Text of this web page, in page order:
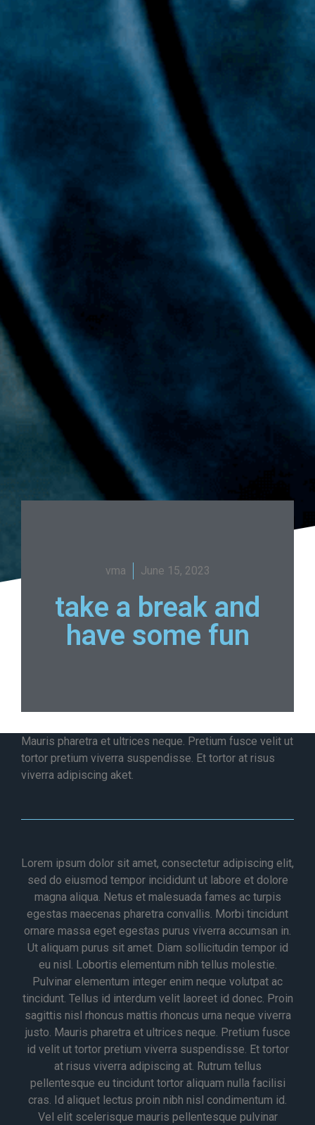
vma June 15, 2023
take a break and
have some fun
Mauris pharetra et ultrices neque. Pretium fusce velit ut
tortor pretium viverra suspendisse. Et tortor at risus
viverra adipiscing aket.
Lorem ipsum dolor sit amet, consectetur adipiscing elit,
sed do eiusmod tempor incididunt ut labore et dolore
magna aliqua. Netus et malesuada fames ac turpis
egestas maecenas pharetra convallis. Morbi tincidunt
ornare massa eget egestas purus viverra accumsan in.
Ut aliquam purus sit amet. Diam sollicitudin tempor id
eu nisl. Lobortis elementum nibh tellus molestie.
Pulvinar elementum integer enim neque volutpat ac
tincidunt. Tellus id interdum velit laoreet id donec. Proin
sagittis nisl rhoncus mattis rhoncus urna neque viverra
justo. Mauris pharetra et ultrices neque. Pretium fusce
id velit ut tortor pretium viverra suspendisse. Et tortor
at risus viverra adipiscing at. Rutrum tellus
pellentesque eu tincidunt tortor aliquam nulla facilisi
cras. Id aliquet lectus proin nibh nisl condimentum id.
Vel elit scelerisque mauris pellentesque pulvinar